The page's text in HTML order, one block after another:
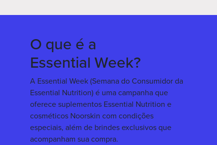
O que é a
Essential Week?
A Essential Week (Semana do Consumidor da
Essential Nutrition) é uma campanhaque
oferecesuplementos Essential Nutrition e
cosméticos Noorskin com condições
especiais, além de brindes exclusivos que
acompanham sua compra.